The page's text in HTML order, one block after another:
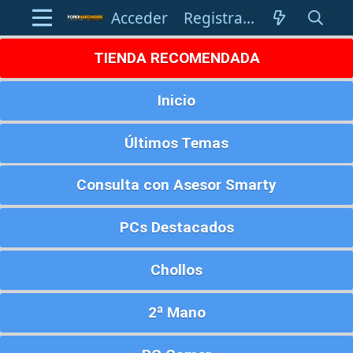
Acceder Registrarse
TIENDA RECOMENDADA
Inicio
Últimos Temas
Consulta con Asesor Smarty
PCs Destacados
Chollos
2ª Mano